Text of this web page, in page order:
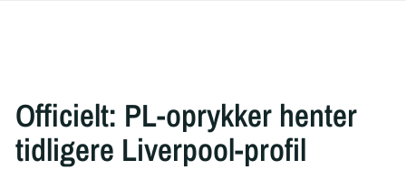
Officielt: PL-oprykker henter
tidligere Liverpool-profil